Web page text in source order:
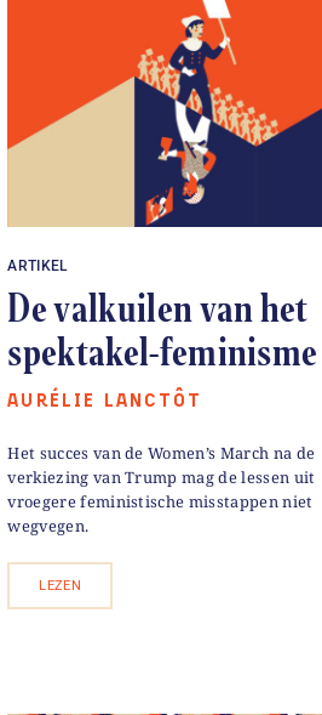
ARTIKEL
De valkuilen van het
spektakel-feminisme
AURÉLIE LANCTÔT
Het succes van de Women’s March na de
verkiezing van Trump mag de lessen uit
vroegere feministische misstappen niet
wegvegen.
LEZEN